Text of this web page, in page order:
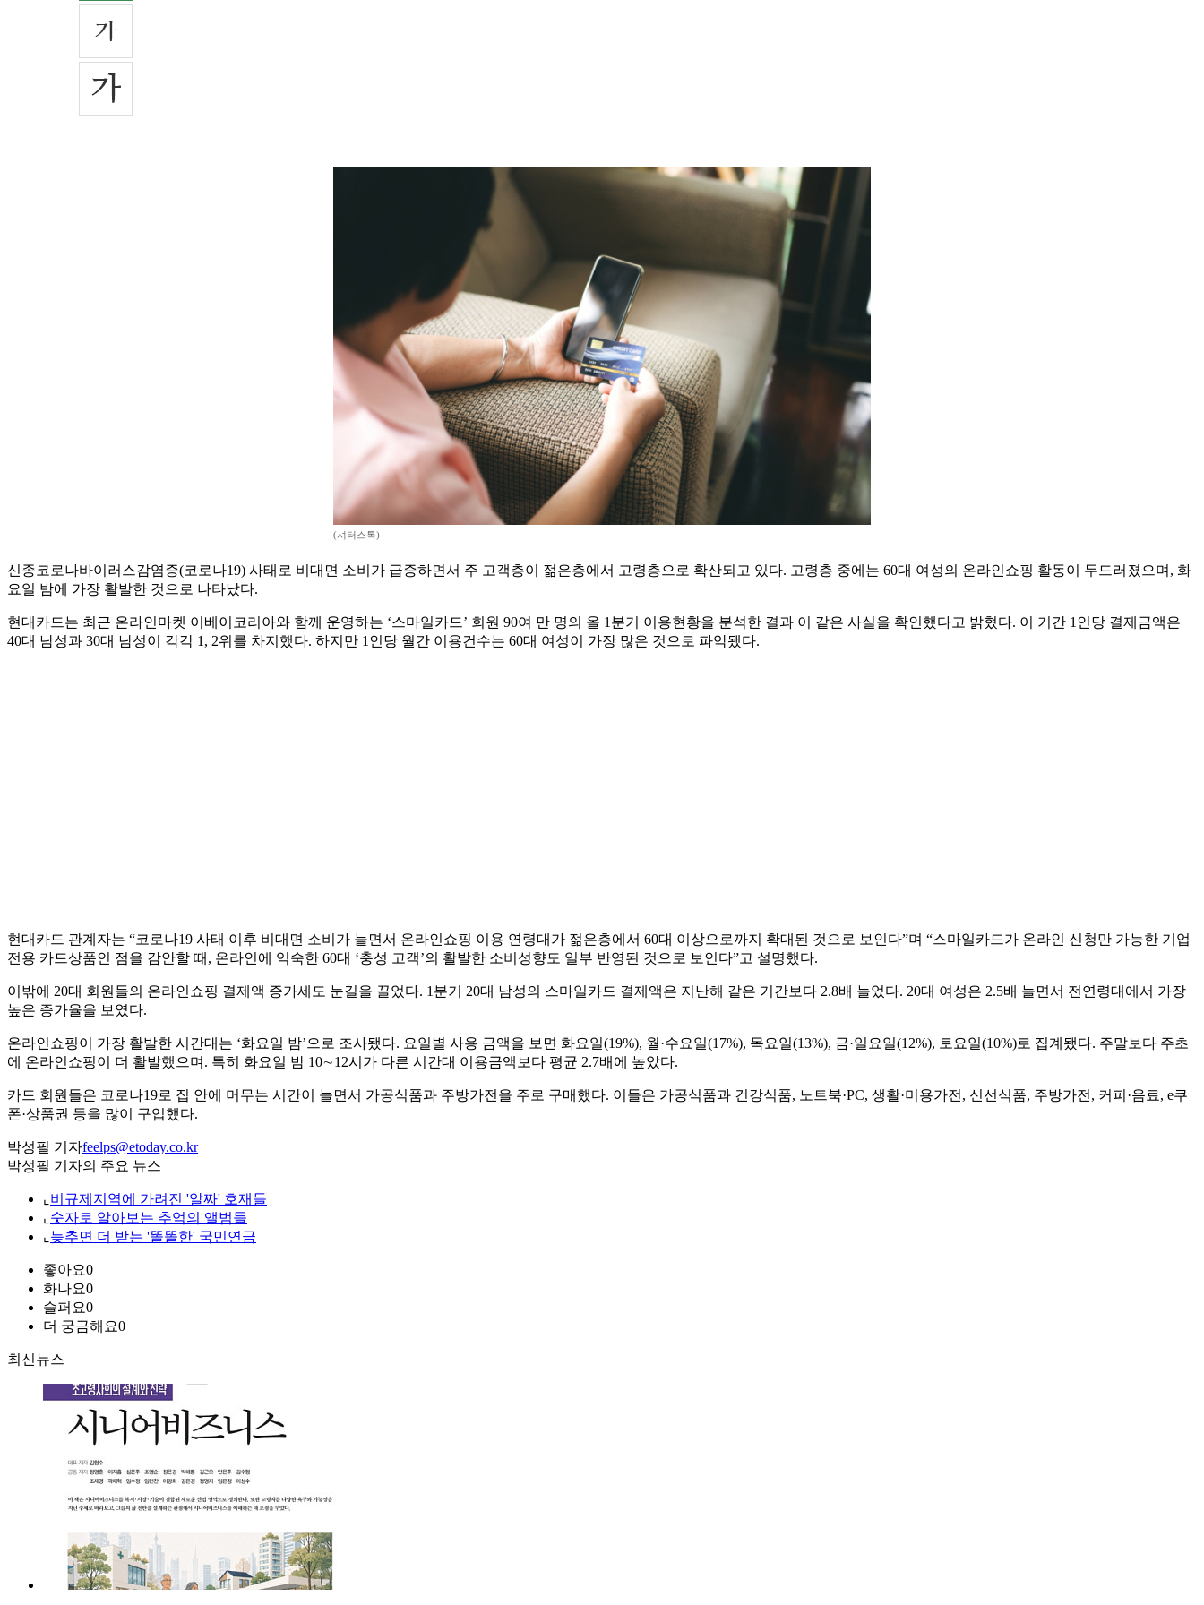
(셔터스톡)
신종코로나바이러스감염증(코로나19) 사태로 비대면 소비가 급증하면서 주 고객층이 젊은층에서 고령층으로 확산되고 있다. 고령층 중에는 60대 여성의 온라인쇼핑 활동이 두드러졌으며, 화
요일 밤에 가장 활발한 것으로 나타났다.
현대카드는 최근 온라인마켓 이베이코리아와 함께 운영하는 ‘스마일카드’ 회원 90여 만 명의 올 1분기 이용현황을 분석한 결과 이 같은 사실을 확인했다고 밝혔다. 이 기간 1인당 결제금액은
40대 남성과 30대 남성이 각각 1, 2위를 차지했다. 하지만 1인당 월간 이용건수는 60대 여성이 가장 많은 것으로 파악됐다.
현대카드 관계자는 “코로나19 사태 이후 비대면 소비가 늘면서 온라인쇼핑 이용 연령대가 젊은층에서 60대 이상으로까지 확대된 것으로 보인다”며 “스마일카드가 온라인 신청만 가능한 기업
전용 카드상품인 점을 감안할 때, 온라인에 익숙한 60대 ‘충성 고객’의 활발한 소비성향도 일부 반영된 것으로 보인다”고 설명했다.
이밖에 20대 회원들의 온라인쇼핑 결제액 증가세도 눈길을 끌었다. 1분기 20대 남성의 스마일카드 결제액은 지난해 같은 기간보다 2.8배 늘었다. 20대 여성은 2.5배 늘면서 전연령대에서 가장
높은 증가율을 보였다.
온라인쇼핑이 가장 활발한 시간대는 ‘화요일 밤’으로 조사됐다. 요일별 사용 금액을 보면 화요일(19%), 월·수요일(17%), 목요일(13%), 금·일요일(12%), 토요일(10%)로 집계됐다. 주말보다 주초
에 온라인쇼핑이 더 활발했으며. 특히 화요일 밤 10∼12시가 다른 시간대 이용금액보다 평균 2.7배에 높았다.
카드 회원들은 코로나19로 집 안에 머무는 시간이 늘면서 가공식품과 주방가전을 주로 구매했다. 이들은 가공식품과 건강식품, 노트북·PC, 생활·미용가전, 신선식품, 주방가전, 커피·음료, e쿠
폰·상품권 등을 많이 구입했다.
박성필 기자feelps@etoday.co.kr
박성필 기자의 주요 뉴스
⌞ 비규제지역에 가려진 '알짜' 호재들
⌞ 숫자로 알아보는 추억의 앨범들
⌞ 늦추면 더 받는 '똘똘한' 국민연금
좋아요0
화나요0
슬퍼요0
더 궁금해요0
최신뉴스